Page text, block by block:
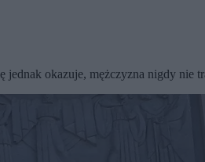
okazuje, mężczyzna nigdy nie